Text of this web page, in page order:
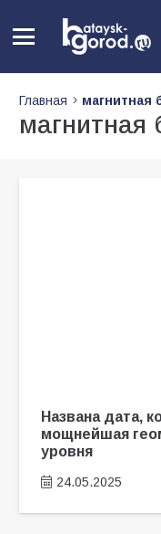
Главная магнитная
магнитная
Названа дата,
мощнейшая
уровня
24.05.2025